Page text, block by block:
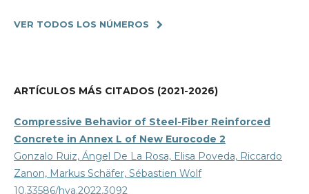
VER TODOS LOS NÚMEROS
ARTÍCULOS MÁS CITADOS (2021-2026)
Compressive Behavior of Steel-Fiber Reinforced
Concrete in Annex L of New Eurocode 2
Gonzalo Ruiz, Ángel De La Rosa, Elisa Poveda, Riccardo
Zanon, Markus Schäfer, Sébastien Wolf
10.33586/hya.2022.3092